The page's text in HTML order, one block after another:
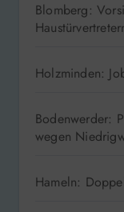
Blomberg:
Holzminden:
Bodenwerder:
wegen
Hameln: